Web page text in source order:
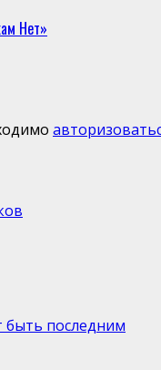
Нет»
последним